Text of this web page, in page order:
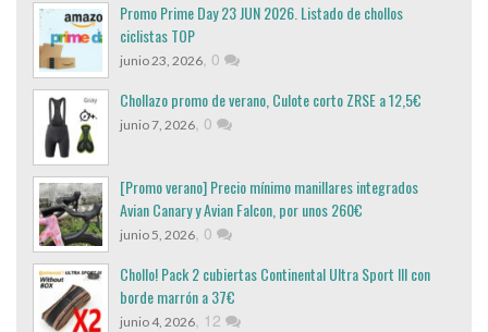
Promo Prime Day 23 JUN 2026. Listado de chollos
ciclistas TOP
junio 23, 2026, 0
Chollazo promo de verano, Culote corto ZRSE a 12,5€
junio 7, 2026, 0
[Promo verano] Precio mínimo manillares integrados
Avian Canary y Avian Falcon, por unos 260€
junio 5, 2026, 0
Chollo! Pack 2 cubiertas Continental Ultra Sport III con
borde marrón a 37€
junio 4, 2026, 12